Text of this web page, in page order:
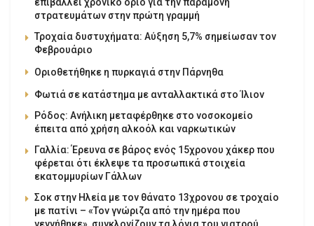
στρατευμάτων στην πρώτη γραμμή
Τροχαία δυστυχήματα: Αύξηση 5,7% σημείωσαν τον
Φεβρουάριο
Οριοθετήθηκε η πυρκαγιά στην Πάρνηθα
Φωτιά σε κατάστημα με ανταλλακτικά στο Ίλιον
Ρόδος: Ανήλικη μεταφέρθηκε στο νοσοκομείο
έπειτα από χρήση αλκοόλ και ναρκωτικών
Γαλλία: Έρευνα σε βάρος ενός 15χρονου χάκερ που
φέρεται ότι έκλεψε τα προσωπικά στοιχεία
εκατομμυρίων Γάλλων
Σοκ στην Ηλεία με τον θάνατο 13χρονου σε τροχαίο
με πατίνι – «Τον γνώριζα από την ημέρα που